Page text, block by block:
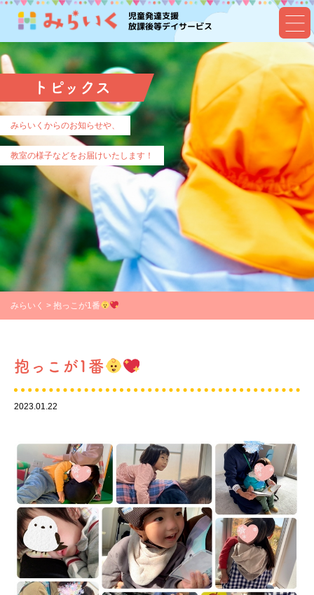
児童発達支援
放課後等デイサービス
トピックス
みらいくからのお知らせや、
教室の様子などをお届けいたします！
みらいく > 抱っこが1番
抱っこが1番
2023.01.22